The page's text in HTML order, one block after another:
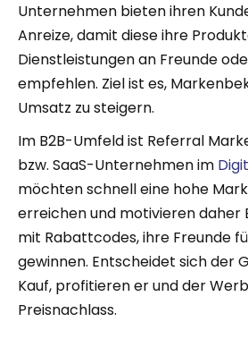
Unternehmen bieten ihren
Anreize, damit diese ihre
Dienstleistungen an Freunde
empfehlen. Ziel ist es,
Umsatz zu steigern.
Im B2B-Umfeld ist Referral
bzw. SaaS-Unternehmen im
möchten schnell eine hohe
erreichen und motivieren daher
mit Rabattcodes, ihre Freunde
gewinnen. Entscheidet sich der
Kauf, profitieren er und der
Preisnachlass.